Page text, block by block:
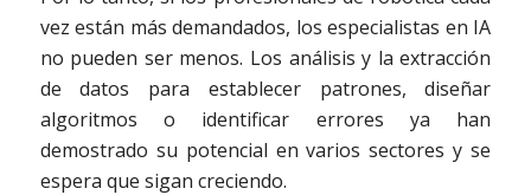
vez están más demandados, los especialistas en IA
no pueden ser menos. Los análisis y la extracción
de datos para establecer patrones, diseñar
algoritmos o identificar errores ya han
demostrado su potencial en varios sectores y se
espera que sigan creciendo.